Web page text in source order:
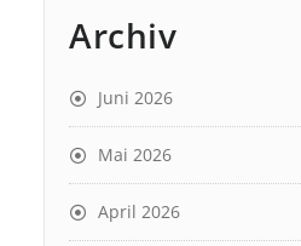
Archiv
Juni 2026
Mai 2026
April 2026